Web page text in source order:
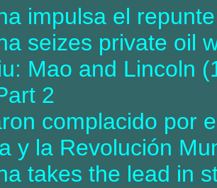
impulsa el
seizes private oil
Mao and Lincoln
2
complacido por
y la Revolución
takes the lead in